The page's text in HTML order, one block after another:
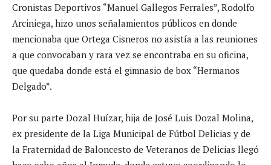
Cronistas Deportivos “Manuel Gallegos Ferrales”, Rodolfo
Arciniega, hizo unos señalamientos públicos en donde
mencionaba que Ortega Cisneros no asistía a las reuniones
a que convocaban y rara vez se encontraba en su oficina,
que quedaba donde está el gimnasio de box “Hermanos
Delgado”.
Por su parte Dozal Huízar, hija de José Luis Dozal Molina,
ex presidente de la Liga Municipal de Fútbol Delicias y de
la Fraternidad de Baloncesto de Veteranos de Delicias llegó